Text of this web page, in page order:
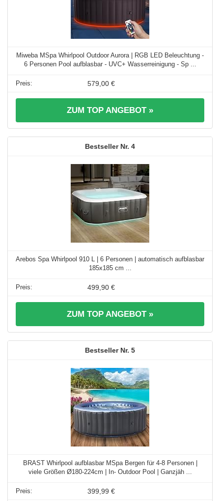
Miweba MSpa Whirlpool Outdoor Aurora | RGB LED Beleuchtung -
6 Personen Pool aufblasbar - UVC+ Wasserreinigung - Sp ...
579,00 €
ZUM TOP ANGEBOT »
4
Arebos Spa Whirlpool 910 L | 6 Personen | automatisch aufblasbar
185x185 cm ...
499,90 €
ZUM TOP ANGEBOT »
5
BRAST Whirlpool aufblasbar MSpa Bergen für 4-8 Personen |
viele Größen Ø180-224cm | In- Outdoor Pool | Ganzjäh ...
399,99 €